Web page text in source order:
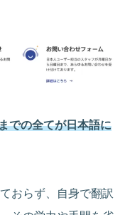
での全てが日本語に
おらず、自身で翻訳